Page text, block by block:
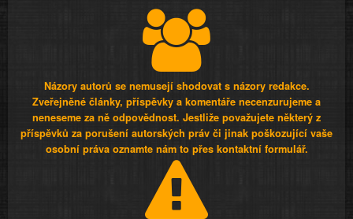
Názory autorů se nemusejí shodovat s názory redakce.
Zveřejněné články, příspěvky a komentáře necenzurujeme a
neneseme za ně odpovědnost. Jestliže považujete některý z
příspěvků za porušení autorských práv či jinak poškozující vaše
osobní práva oznamte nám to přes kontaktní formulář.